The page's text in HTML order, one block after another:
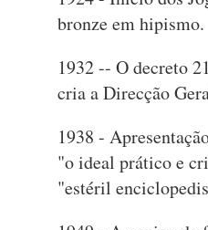
bronze em hipismo.
1932 -- O decreto
cria a Direcção
1938 -
"o ideal prático e
"estéril